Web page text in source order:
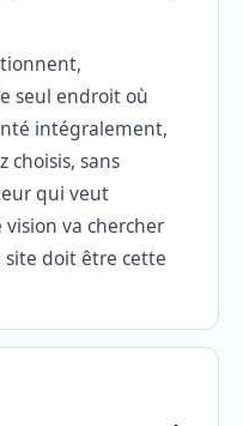
seul endroit où
intégralement,
choisis, sans
qui veut
va chercher
site doit être cette